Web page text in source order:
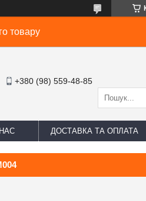
товару
+380 (98) 559-48-85
ДОСТАВКА ТА ОПЛАТА